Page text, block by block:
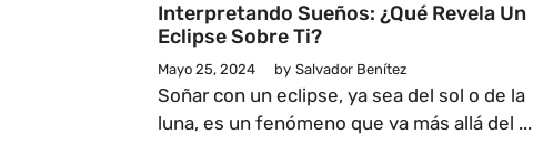
Interpretando Sueños: ¿Qué Revela Un
Eclipse Sobre Ti?
Mayo 25, 2024 by Salvador Benítez
Soñar con un eclipse, ya sea del sol o de la
luna, es un fenómeno que va más allá del ...